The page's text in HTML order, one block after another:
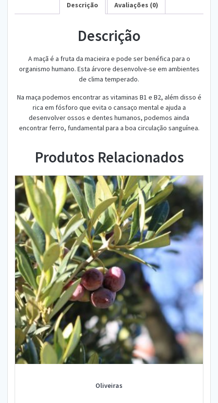
Descrição Avaliações (0)
Descrição
A maçã é a fruta da macieira e pode ser benéfica para o
organismo humano. Esta árvore desenvolve-se em ambientes
de clima temperado.
Na maça podemos encontrar as vitaminas B1 e B2, além disso é
rica em fósforo que evita o cansaço mental e ajuda a
desenvolver ossos e dentes humanos, podemos ainda
encontrar ferro, fundamental para a boa circulação sanguínea.
Produtos Relacionados
Oliveiras